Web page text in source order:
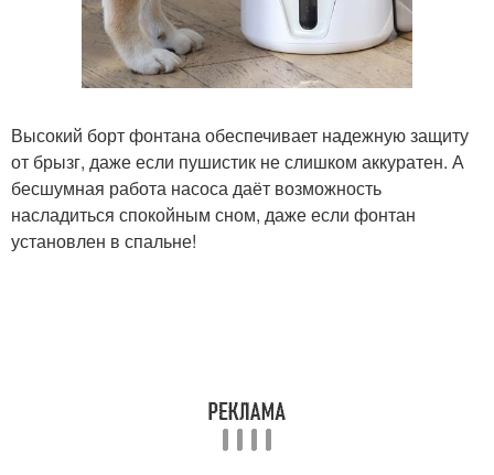
Высокий борт фонтана обеспечивает надежную защиту
от брызг, даже если пушистик не слишком аккуратен. А
бесшумная работа насоса даёт возможность
насладиться спокойным сном, даже если фонтан
установлен в спальне!